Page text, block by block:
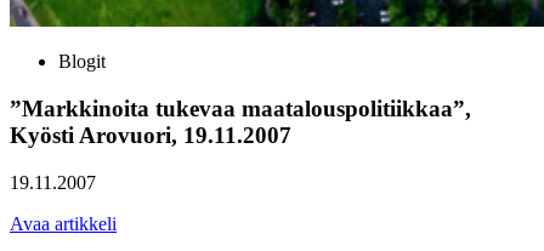
Blogit
”Markkinoita tukevaa maatalouspolitiikkaa”,
Kyösti Arovuori, 19.11.2007
19.11.2007
Avaa artikkeli